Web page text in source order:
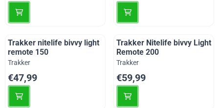
Trakker nitelife bivvy light
remote 150
Merk:
Trakker
Prijs: 47,99
€47,99
Trakker Nitelife bivvy Light
Remote 200
Merk:
Trakker
Prijs: 59,99
€59,99